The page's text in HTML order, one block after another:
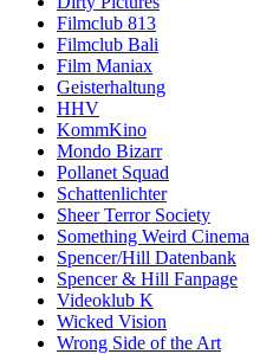
Filmclub 813
Filmclub Bali
Film Maniax
Geisterhaltung
HHV
KommKino
Mondo Bizarr
Pollanet Squad
Schattenlichter
Sheer Terror Society
Something Weird Cinema
Spencer/Hill Datenbank
Spencer & Hill Fanpage
Videoklub K
Wicked Vision
Wrong Side of the Art